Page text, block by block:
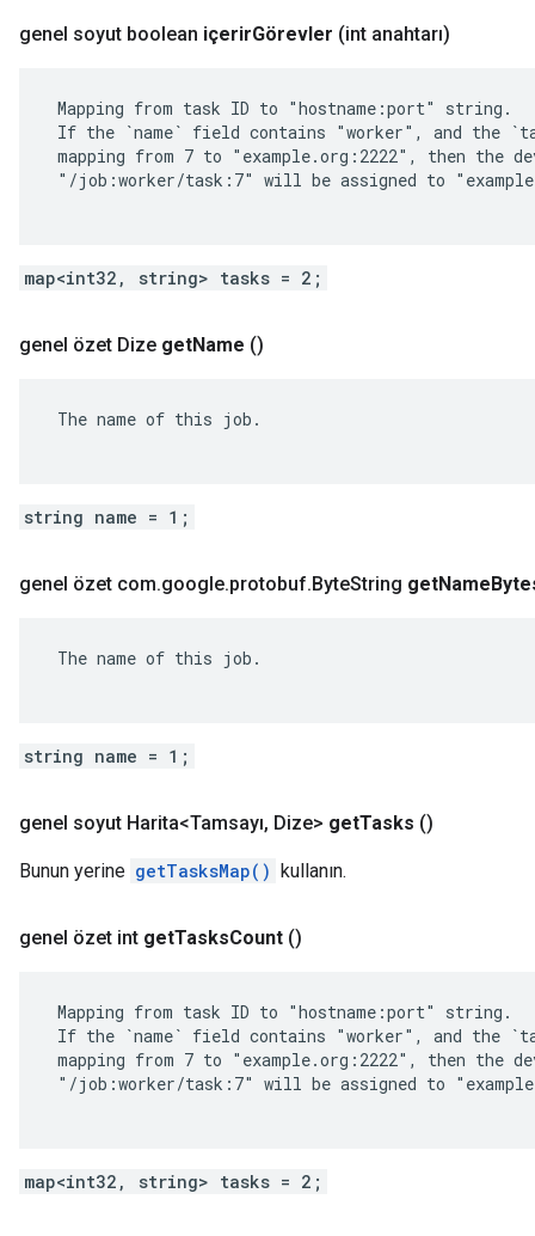
genel soyut boolean içerirGörevler (int anahtarı)
Mapping from task ID to "hostname:port" string.
If the `name` field contains "worker", and the
mapping from 7 to "example.org:2222", then the
"/job:worker/task:7" will be assigned to
map<int32, string> tasks = 2;
genel özet Dize getName ()
The name of this job.
string name = 1;
genel özet com.google.protobuf.ByteString getName
The name of this job.
string name = 1;
genel soyut Harita<Tamsayı, Dize> getTasks ()
Bunun yerine getTasksMap() kullanın.
genel özet int getTasksCount ()
Mapping from task ID to "hostname:port" string.
If the `name` field contains "worker", and the
mapping from 7 to "example.org:2222", then the
"/job:worker/task:7" will be assigned to
map<int32, string> tasks = 2;